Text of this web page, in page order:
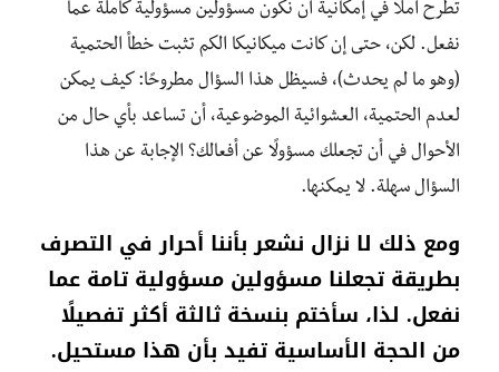
تطرح أملًا في إمكانية أن نكون مسؤولين مسؤولية كاملة عما
نفعل. لكن، حتى إن كانت ميكانيكا الكم تثبت خطأ الحتمية
(وهو ما لم يحدث)، فسيظل هذا السؤال مطروحًا: كيف يمكن
لعدم الحتمية، العشوائية الموضوعية، أن تساعد بأي حال من
الأحوال في أن تجعلك مسؤولًا عن أفعالك؟ الإجابة عن هذا
السؤال سهلة. لا يمكنها.
ومع ذلك لا نزال نشعر بأننا أحرار في التصرف
بطريقة تجعلنا مسؤولين مسؤولية تامة عما
نفعل. لذا، سأختم بنسخة ثالثة أكثر تفصيلًا
من الحجة الأساسية تفيد بأن هذا مستحيل.